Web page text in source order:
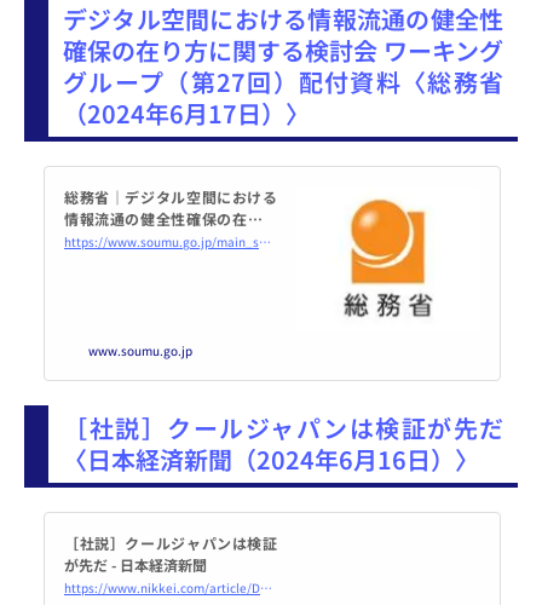
デジタル空間における情報流通の健全性
確保の在り方に関する検討会 ワーキング
グループ（第27回）配付資料〈総務省
（2024年6月17日）〉
総務省｜デジタル空間における
情報流通の健全性確保の在り方
に関する検討会｜デジタル空間
https://www.soumu.go.jp/main_sosiki/kenkyu/digital_space/02ryutsu02_04000491.html
www.soumu.go.jp
［社説］クールジャパンは検証が先だ
〈日本経済新聞（2024年6月16日）〉
［社説］クールジャパンは検証
が先だ - 日本経済新聞
https://www.nikkei.com/article/DGXZQOCD150UF0V10C24A6000000/